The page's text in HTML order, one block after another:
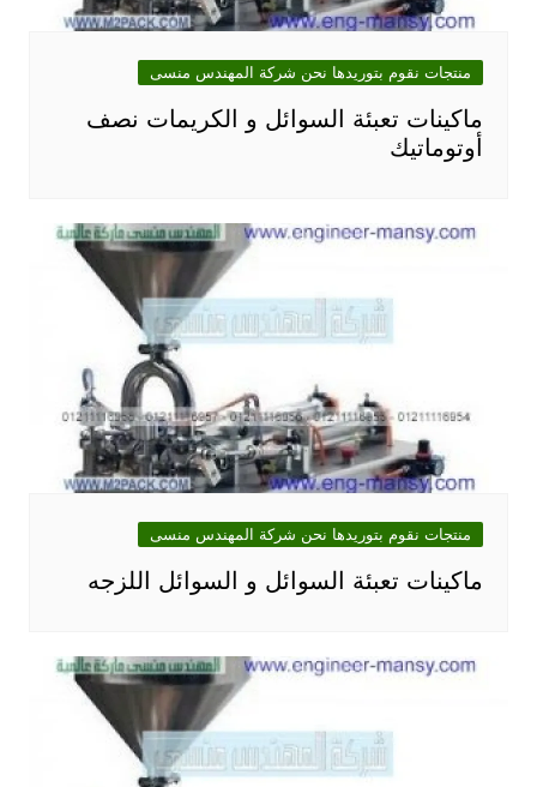
منتجات نقوم بتوريدها نحن شركة المهندس منسى
ماكينات تعبئة السوائل و الكريمات نصف
أوتوماتيك
منتجات نقوم بتوريدها نحن شركة المهندس منسى
ماكينات تعبئة السوائل و السوائل اللزجه